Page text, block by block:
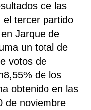
de las
el tercer partido
Jarque de
un total de
votos de
de los
obtenido en las
de noviembre